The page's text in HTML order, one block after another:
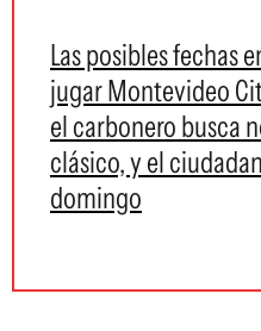
Las posibles fechas
jugar Montevideo
el carbonero busca
clásico, y el
domingo